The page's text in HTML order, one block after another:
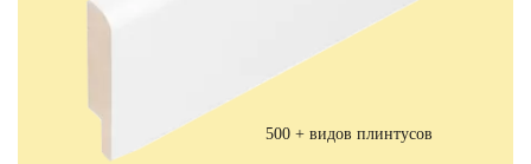
500 + видов плинтусов